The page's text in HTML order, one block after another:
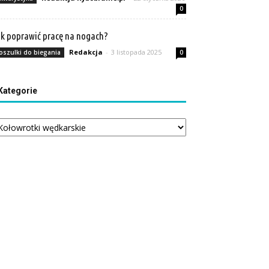
0
poprawić pracę na nogach?
do biegania Redakcja - 3 listopada 2025 0
Kategorie